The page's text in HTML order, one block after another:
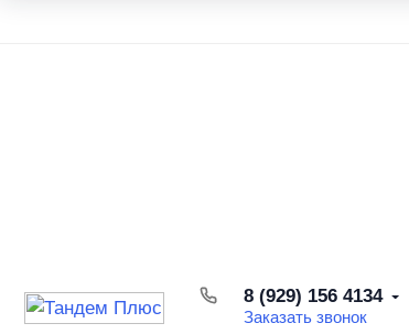
8 (929) 156 4134
Заказать звонок